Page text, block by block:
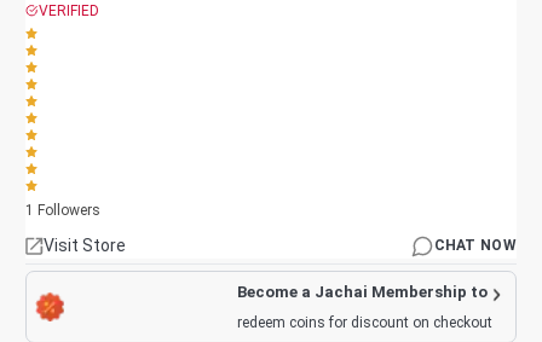
VERIFIED
1 Followers
Visit Store CHAT NOW
Become a Jachai Membership to
redeem coins for discount on checkout